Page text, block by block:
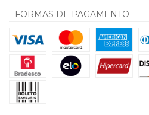
FORMAS DE PAGAMENTO